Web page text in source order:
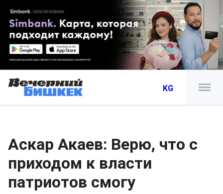
KG
Аскар Акаев: Верю, что с
приходом к власти
патриотов смогу